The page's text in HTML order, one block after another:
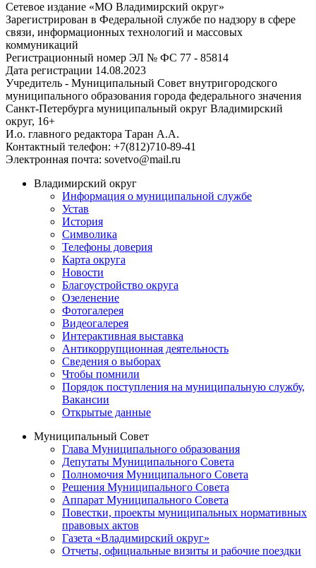
Сетевое издание «МО Владимирский округ»
Зарегистрирован в Федеральной службе по надзору в сфере
связи, информационных технологий и массовых
коммуникаций
Регистрационный номер ЭЛ № ФС 77 - 85814
Дата регистрации 14.08.2023
Учредитель - Муниципальный Совет внутригородского
муниципального образования города федерального значения
Санкт-Петербурга муниципальный округ Владимирский
округ, 16+
И.о. главного редактора Таран А.А.
Контактный телефон: +7(812)710-89-41
Электронная почта: sovetvo@mail.ru
Владимирский округ
Информация о муниципальной службе
Устав
История
Символика
Телефоны доверия
Карта округа
Новости
Благоустройство округа
Озеленение
Фотогалерея
Видеогалерея
Интерактивная выставка
Антикоррупционная деятельность
Сведения о выборах
Чтобы помнили
Порядок поступления на муниципальную службу,
Вакансии
Открытые данные
Муниципальный Совет
Глава Муниципального образования
Депутаты Муниципального Совета
Полномочия Муниципального Совета
Решения Муниципального Совета
Аппарат Муниципального Совета
Повестки, проекты муниципальных нормативных
правовых актов
Газета «Владимирский округ»
Отчеты, официальные визиты и рабочие поездки